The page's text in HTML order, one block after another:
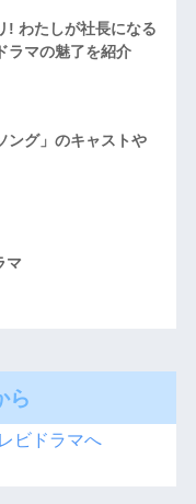
! わたしが社長になる
ラマの魅了を紹介
ング」のキャストや
マ
ら